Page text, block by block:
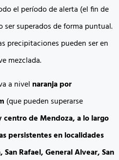
el período de alerta (el fin de
superados de forma puntual.
precipitaciones pueden ser en
mezclada.
a nivel naranja por
(que pueden superarse
centro de Mendoza, a lo largo
persistentes en localidades
Rafael, General Alvear, San